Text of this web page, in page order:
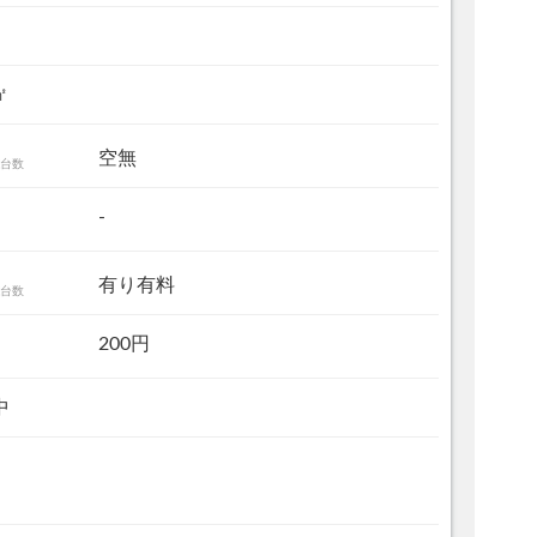
数 空無
-
数 有り有料
200円